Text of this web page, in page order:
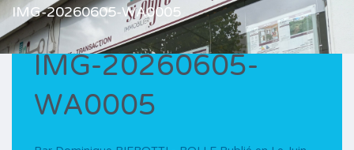
IMG-20260605-WA0005
IMG-20260605-
WA0005